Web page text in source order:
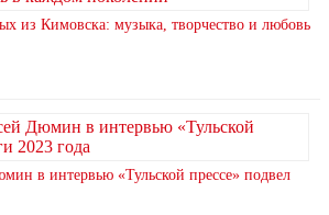
из Кимовска: музыка, творчество и любовь
в интервью «Тульской прессе» подвел